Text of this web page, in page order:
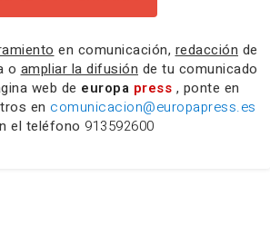
en comunicación, redacción de
o ampliar la difusión de tu comunicado
web de europa press , ponte en
en comunicacion@europapress.es
el teléfono 913592600